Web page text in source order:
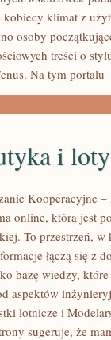
kobiecy klimat z
osoby
treści o
Na tym portalu
i
Kooperacyjne
online, która jest
To przestrzeń,
łączą się z
bazę wiedzy,
aspektów
lotnicze i
sugeruje, że